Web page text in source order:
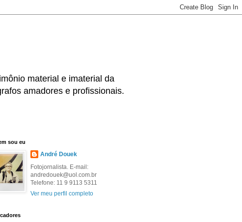
material e imaterial da
amadores e profissionais.
sou eu
André Douek
Fotojornalista. E-mail:
andredouek@uol.com.br
Telefone: 11 9 9113 5311
Ver meu perfil completo